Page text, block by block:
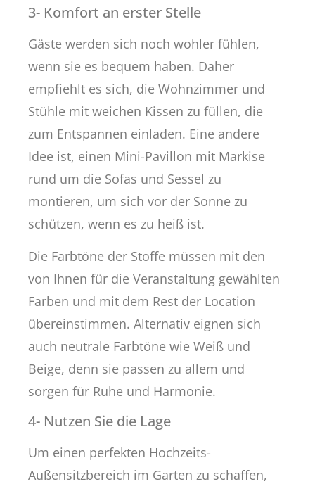
3- Komfort an erster Stelle
Gäste werden sich noch wohler fühlen,
wenn sie es bequem haben. Daher
empfiehlt es sich, die Wohnzimmer und
Stühle mit weichen Kissen zu füllen, die
zum Entspannen einladen. Eine andere
Idee ist, einen Mini-Pavillon mit Markise
rund um die Sofas und Sessel zu
montieren, um sich vor der Sonne zu
schützen, wenn es zu heiß ist.
Die Farbtöne der Stoffe müssen mit den
von Ihnen für die Veranstaltung gewählten
Farben und mit dem Rest der Location
übereinstimmen. Alternativ eignen sich
auch neutrale Farbtöne wie Weiß und
Beige, denn sie passen zu allem und
sorgen für Ruhe und Harmonie.
4- Nutzen Sie die Lage
Um einen perfekten Hochzeits-
Außensitzbereich im Garten zu schaffen,